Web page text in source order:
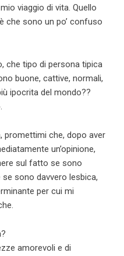
viaggio di vita. Quello
che sono un po’ confuso
che tipo di persona tipica
buone, cattive, normali,
ipocrita del mondo??
promettimi che, dopo aver
un’opinione,
sul fatto se sono
sono davvero lesbica,
per cui mi
amorevoli e di